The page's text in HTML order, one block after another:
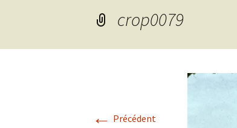
crop0079
← Précédent